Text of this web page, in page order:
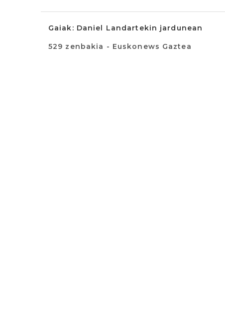
Gaiak: Daniel Landartekin jardunean
529 zenbakia - Euskonews Gaztea